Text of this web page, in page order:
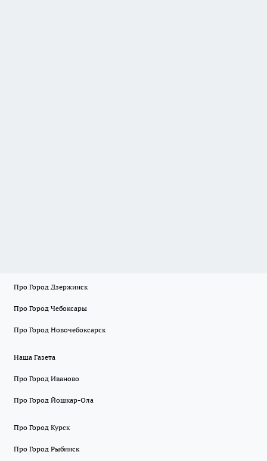
Про Город Дзержинск
Про Город Чебоксары
Про Город Новочебоксарск
Наша Газета
Про Город Иваново
Про Город Йошкар-Ола
Про Город Курск
Про Город Рыбинск